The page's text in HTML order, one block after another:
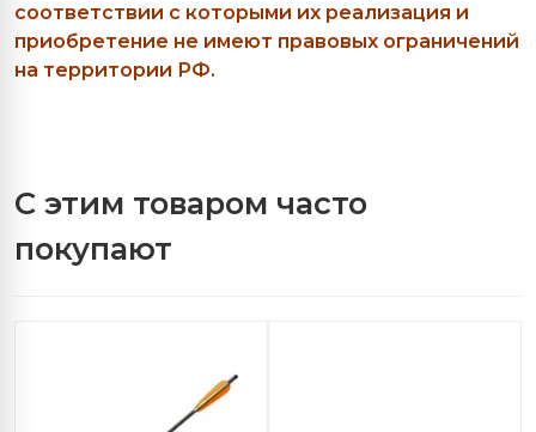
соответствии с которыми их реализация и
приобретение не имеют правовых ограничений
на территории РФ.
С этим товаром часто
покупают